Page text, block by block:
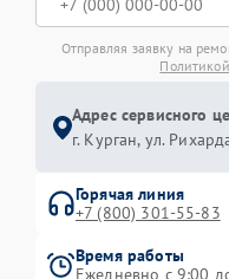
Отправляя заявку на
Адрес сервисного
г. Курган, ул.
Горячая линия
+7 (800) 301-55-83
Время работы
Ежедневно с 9:00